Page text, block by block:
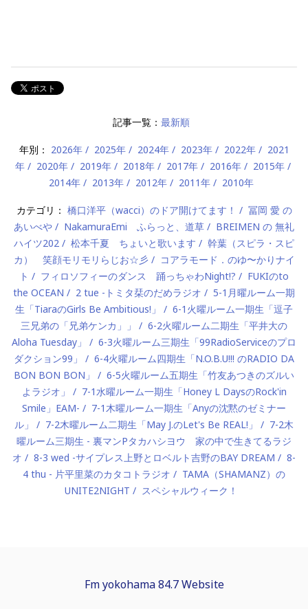
記事一覧： 最新順
年別： 2026年 2025年 2024年 2023年 2022年
2021
年
2020年 2019年 2018年 2017年 2016年
2015年
2014年
2013年 2012年 2011年 2010年
カテゴリ： 橋口洋平（wacci）のドア開けてます！
冨岡 愛 の
あいべや
NakamuraEmi ふらっと、道草
BREIMEN の 無礼
ハイツ202
松本千夏 ちょいと歌います
幹葉（スピラ・スピ
カ） 笑顔モリモリらじお☆彡
コアラモード．のゆ〜かりナイ
ト
フィロソフィーのダンス 踊っちゃわNight!?
FUKIのto
the OCEAN
2 tue -トミタ栞のだめラジオ
5-1月曜ルーム一期
生「TiaraのGirls Be Ambitious!」
6-1火曜ルーム一期生「逗子
三兄弟の「兄弟ケンカ」」
6-2火曜ルーム二期生「平井大の
Aloha Tuesday」
6-3火曜ルーム三期生「99RadioServiceのプロ
ダクション99」
6-4火曜ルーム四期生「N.O.B.U!!! のRADIO DA
BON BON BON」
6-5火曜ルーム五期生「竹友あつきのズルい
よラジオ」
7-1水曜ルーム一期生「Honey L DaysのRock'in
Smile」EAM-
7-1木曜ルーム一期生「Anyの沈黙のゼミナー
ル」
7-2木曜ルーム二期生「May J.のLet's Be REAL!」
7-2木
曜ルーム三期生 - 裏マンPタカハシヨウ 家の中で生きてるラジ
オ
8-3 wed -サイプレス上野とロベルト吉野のBAY DREAM
8-
4 thu - 片平里菜のカタコトラジオ
TAMA（SHAMANZ）の
UNITE2NIGHT
スペシャルウィーク！
Fm yokohama 84.7 Website